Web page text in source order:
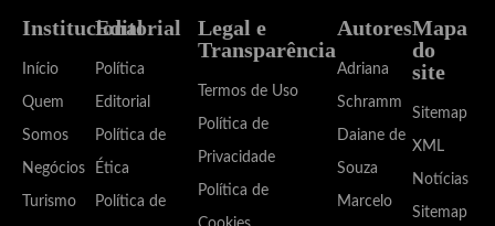
Institucional
Início
Quem
Somos
Negócios
Turismo
Editorial
Política
Editorial
Política de
Ética
Política de
Legal e
Transparência
Termos de Uso
Política de
Privacidade
Política de
Autores
Adriana
Schramm
Daiane de
Souza
Marcelo
Mapa
do
site
Sitemap
XML
Notícias
Sitemap